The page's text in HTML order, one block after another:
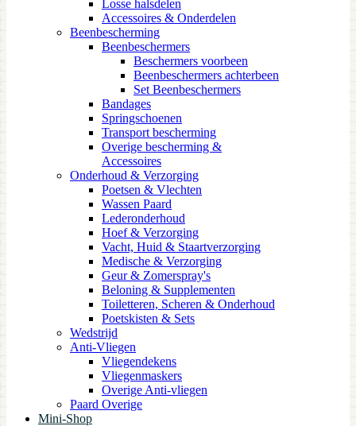
Losse halsdelen
Accessoires & Onderdelen
Beenbescherming
Beenbeschermers
Beschermers voorbeen
Beenbeschermers achterbeen
Set Beenbeschermers
Bandages
Springschoenen
Transport bescherming
Overige bescherming &
Accessoires
Onderhoud & Verzorging
Poetsen & Vlechten
Wassen Paard
Lederonderhoud
Hoef & Verzorging
Vacht, Huid & Staartverzorging
Medische & Verzorging
Geur & Zomerspray's
Beloning & Supplementen
Toiletteren, Scheren & Onderhoud
Poetskisten & Sets
Wedstrijd
Anti-Vliegen
Vliegendekens
Vliegenmaskers
Overige Anti-vliegen
Paard Overige
Mini-Shop